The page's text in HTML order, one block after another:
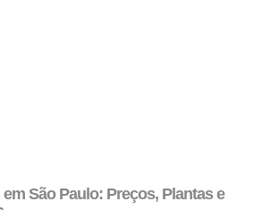
São Paulo: Preços, Plantas e